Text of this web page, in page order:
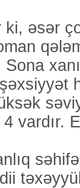
əsər
4 vardır.